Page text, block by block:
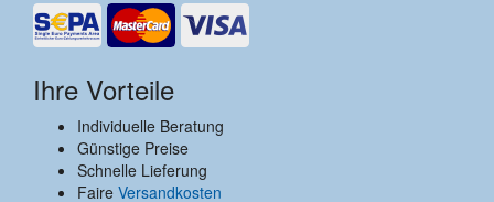
Ihre Vorteile
Individuelle Beratung
Günstige Preise
Schnelle Lieferung
Faire Versandkosten